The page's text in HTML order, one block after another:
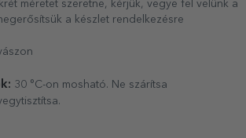
méretet szeretne, kérjük, vegye fel velünk a
a készlet rendelkezésre
30 °C-on mosható. Ne szárítsa